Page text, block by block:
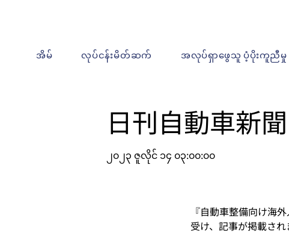
အိမ် လုပ်ငန်းမိတ်ဆက် အလုပ်ရှာဖွေသူ ပံ့ပိုးကူညီမှု ဝ
日刊自動車新
၂၀၂၃ ဇူလိုင် ၁၄ ၀၃:၀၀:၀၀
『自動車整備向け海
受け、記事が掲載され